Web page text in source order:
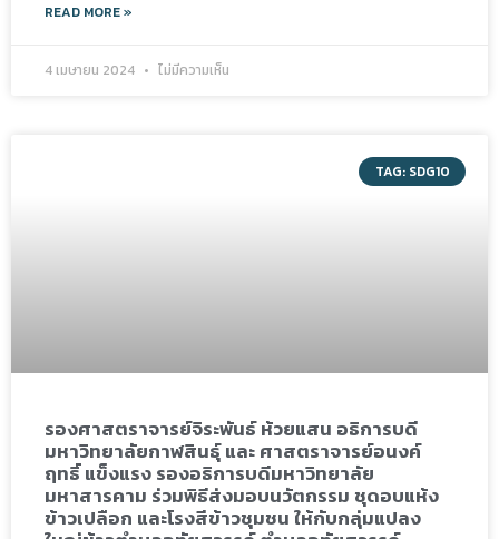
READ MORE »
4 เมษายน 2024 ไม่มีความเห็น
TAG: SDG10
รองศาสตราจารย์จิระพันธ์ ห้วยแสน อธิการบดี
มหาวิทยาลัยกาฬสินธุ์ และ ศาสตราจารย์อนงค์
ฤทธิ์ แข็งแรง รองอธิการบดีมหาวิทยาลัย
มหาสารคาม ร่วมพิธีส่งมอบนวัตกรรม ชุดอบแห้ง
ข้าวเปลือก และโรงสีข้าวชุมชน ให้กับกลุ่มแปลง